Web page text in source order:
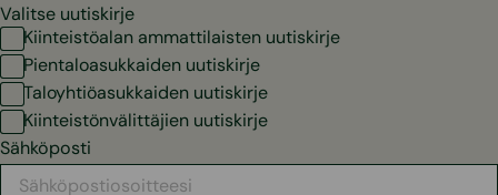
Valitse uutiskirje
Kiinteistöalan ammattilaisten uutiskirje
Pientaloasukkaiden uutiskirje
Taloyhtiöasukkaiden uutiskirje
Kiinteistönvälittäjien uutiskirje
Sähköposti